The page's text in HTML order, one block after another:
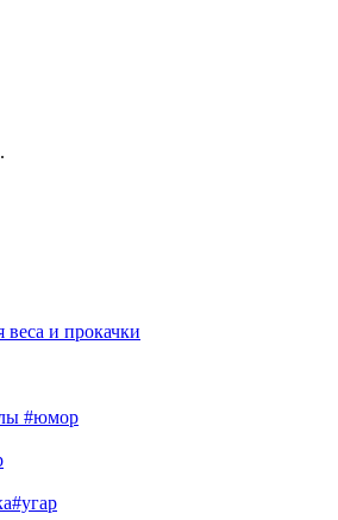
и прокачки
#юмор